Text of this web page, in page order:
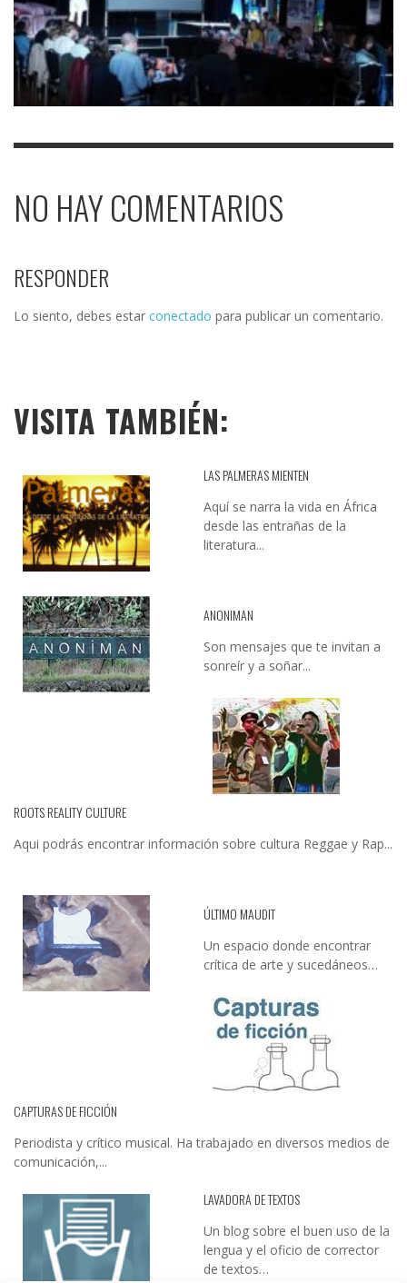
NO HAY COMENTARIOS
RESPONDER
Lo siento, debes estar conectado para publicar un comentario.
VISITA TAMBIÉN:
LAS PALMERAS MIENTEN
Aquí se narra la vida en África
desde las entrañas de la
literatura...
ANONIMAN
Son mensajes que te invitan a
sonreír y a soñar...
ROOTS REALITY CULTURE
Aqui podrás encontrar información sobre cultura Reggae y Rap...
ÚLTIMO MAUDIT
Un espacio donde encontrar
crítica de arte y sucedáneos…
CAPTURAS DE FICCIÓN
Periodista y crítico musical. Ha trabajado en diversos medios de
comunicación,...
LAVADORA DE TEXTOS
Un blog sobre el buen uso de la
lengua y el oficio de corrector
de textos…